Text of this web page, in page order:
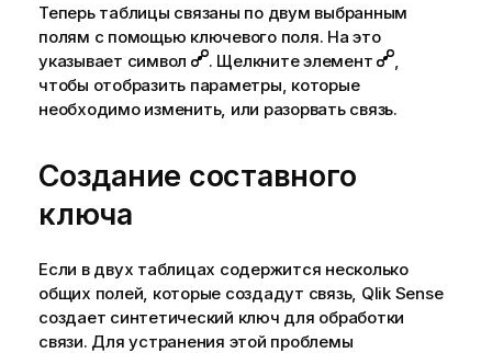
Теперь таблицы связаны по двум выбранным
полям с помощью ключевого поля. На это
указывает символ
. Щелкните элемент
чтобы отобразить параметры, которые
необходимо изменить, или разорвать связь.
Создание составного
ключа
Если в двух таблицах содержится несколько
общих полей, которые создадут связь, Qlik Sense
создает синтетический ключ для обработки
связи. Для устранения этой проблемы